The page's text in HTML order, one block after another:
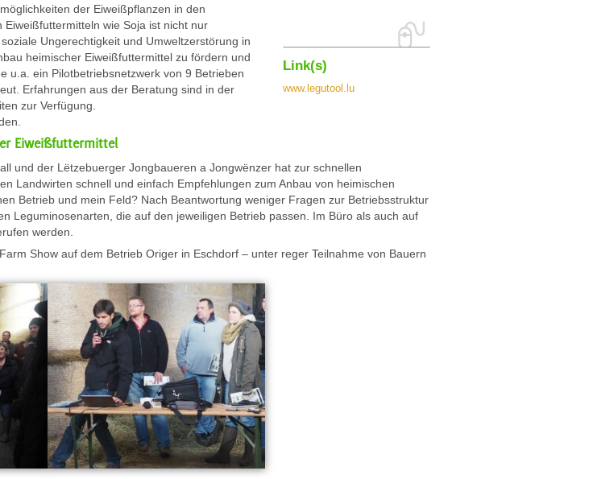
Link(s)
www.legutool.lu
der Eiweißpflanzen in den
wie Soja ist nicht nur
Ungerechtigkeit und Umweltzerstörung in
heimischer Eiweißfuttermittel zu fördern und
u.a. ein Pilotbetriebsnetzwerk von 9 Betrieben
Erfahrungen aus der Beratung sind in der
zur Verfügung.
Eiweißfuttermittel
und der Lëtzebuerger Jongbaueren a Jongwënzer hat zur schnellen
Landwirten schnell und einfach Empfehlungen zum Anbau von heimischen
Betrieb und mein Feld? Nach Beantwortung weniger Fragen zur Betriebsstruktur
Leguminosenarten, die auf den jeweiligen Betrieb passen. Im Büro als auch auf
werden.
Show auf dem Betrieb Origer in Eschdorf – unter reger Teilnahme von Bauern